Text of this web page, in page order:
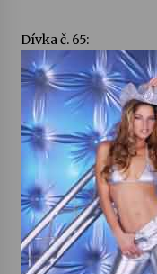
Dívka č. 65: